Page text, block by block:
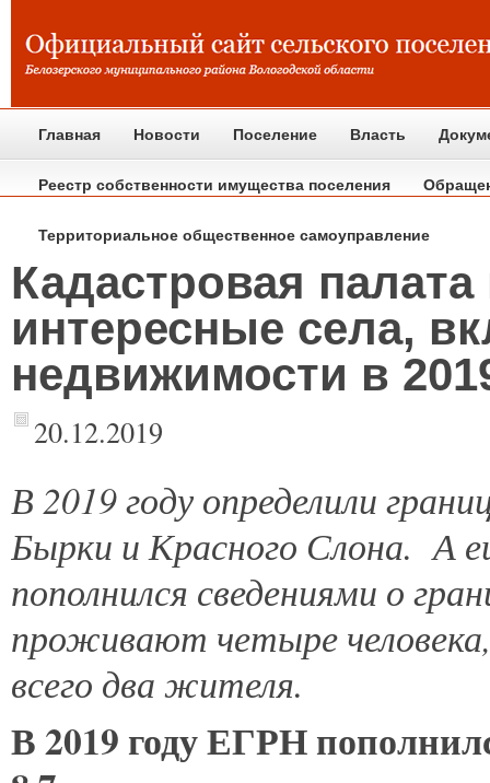
Главная Новости Поселение Власть
Реестр собственности имущества поселения
Территориальное общественное самоуправление
Кадастровая
интересные села,
недвижимости в
20.12.2019
В 2019 году определили
Бырки и Красного Слона. А
пополнился сведениями о
проживают четыре
всего два жителя.
В 2019 году ЕГРН